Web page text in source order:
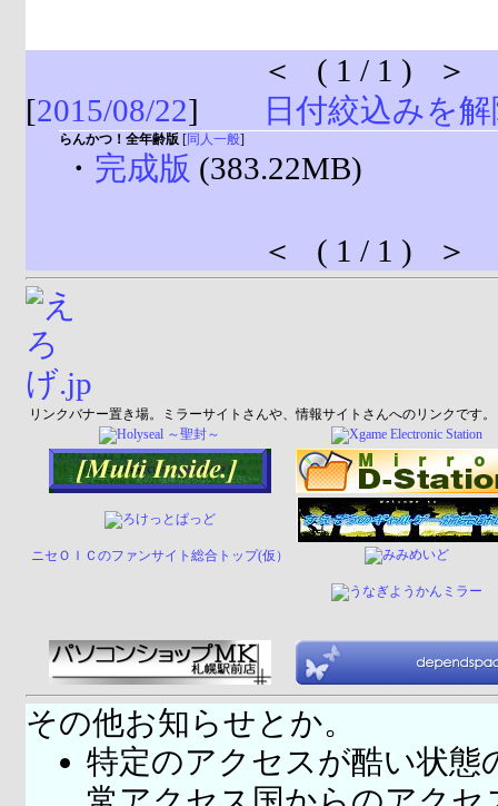
＜ ( 1 / 1 ) ＞
[2015/08/22] 日付絞込みを
らんかつ！全年齢版 [同人一般]
・ 完成版 (383.22MB)
＜ ( 1 / 1 ) ＞
リンクバナー置き場。ミラーサイトさんや、情報サイトさんへのリンクです。
ニセＯＩＣのファンサイト総合トップ(仮）
その他お知らせとか。
特定のアクセスが酷い状態